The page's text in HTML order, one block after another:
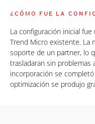
¿CÓMO FUE LA
La configuración inicial
Trend Micro existente. La
soporte de un partner, lo
trasladaran sin problemas
incorporación se
optimización se produjo